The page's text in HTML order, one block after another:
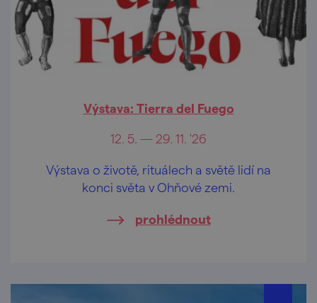
Výstava: Tierra del Fuego
12. 5. — 29. 11. '26
Výstava o životě, rituálech a světě lidí na
konci světa v Ohňové zemi.
prohlédnout